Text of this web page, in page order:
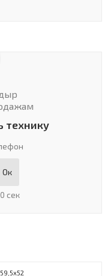
технику
Ок
сек